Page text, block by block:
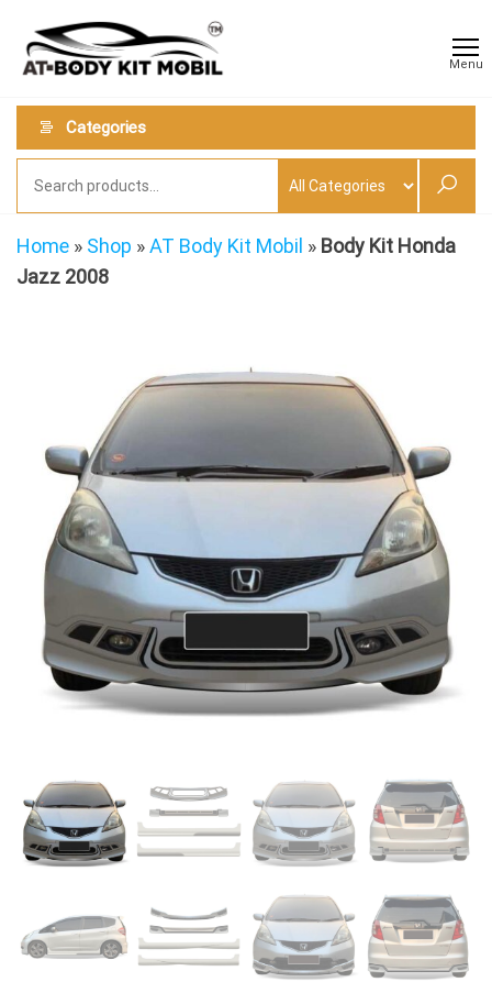
the
content
Kit
Mobil
Menu
Categories
Home » Shop »AT Body Kit Mobil » Body Kit Honda
Jazz 2008